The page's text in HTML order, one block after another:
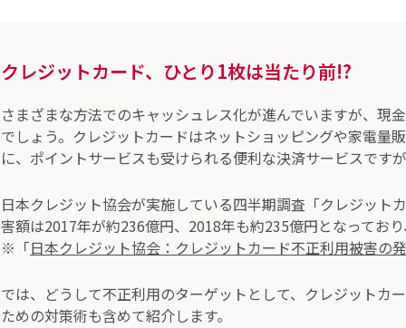
クレジットカード、ひとり1枚は当たり前!?
さまざまな方法でのキャッシュレス化が進んでいますが、現
でしょう。クレジットカードはネットショッピングや家電量
に、ポイントサービスも受けられる便利な決済サービスです
日本クレジット協会が実施している四半期調査「クレジッ
害額は2017年が約236億円、2018年も約235億円となってお
※「日本クレジット協会：クレジットカード不正利用被害の発
では、どうして不正利用のターゲットとして、クレジットカ
ための対策術も含めて紹介します。